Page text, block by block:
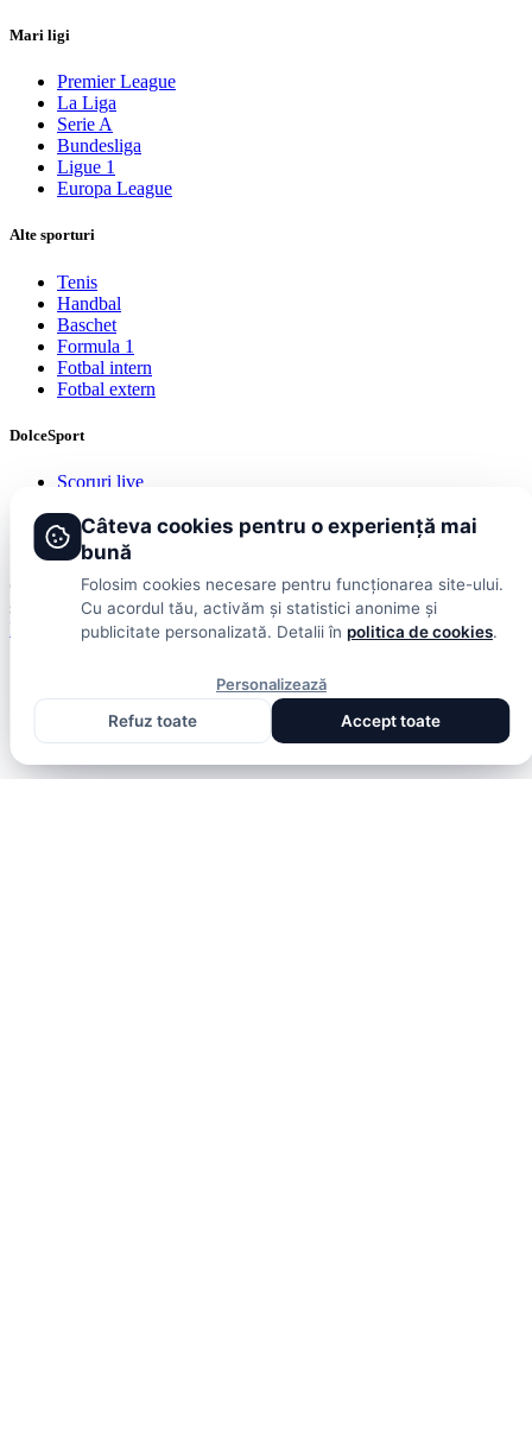
Mari ligi
Premier League
La Liga
Serie A
Bundesliga
Ligue 1
Europa League
Alte sporturi
Tenis
Handbal
Baschet
Formula 1
Fotbal intern
Fotbal extern
DolceSport
Scoruri live
Publicitate
Termeni și condiții
© 2026 DolceSport. Toate drepturile rezervate. Scoruri, clasamente
și analize din toate competițiile
Fotbal intern Fotbal extern Scoruri live
Câteva cookies pentru o experiență mai
bună
Folosim cookies necesare pentru funcționarea site-ului.
Cu acordul tău, activăm și statistici anonime și
publicitate personalizată. Detalii în politica de cookies.
Personalizează
Refuz toate
Accept toate